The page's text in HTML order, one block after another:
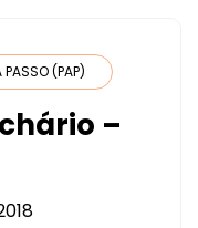
PASSO (PAP)
–